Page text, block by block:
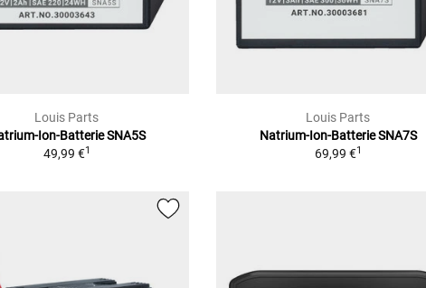
Louis Parts
Ion-Batterie SNA5S
49,99 €1
Louis Parts
Natrium-Ion-Batterie SNA7S
69,99 €1